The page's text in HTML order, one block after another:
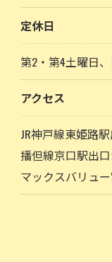
定休日
第2・第4土曜日
アクセス
JR神戸線東姫路
播但線京口駅出
マックスバリュ